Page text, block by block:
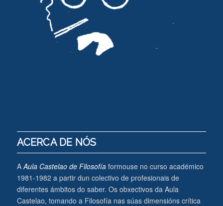
ACERCA DE NÓS
AAula Castelao de Filosofíaformouse no curso académico
1981-1982 a partir dun colectivo de profesionais de
diferentes ámbitos do saber. Os obxectivos da Aula
Castelao, tomando a Filosofía nas súas dimensións crítica